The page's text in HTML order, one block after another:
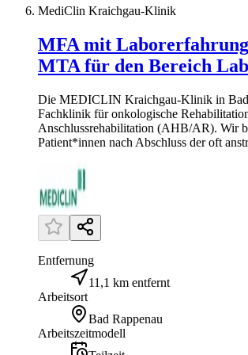
MediClin Kraichgau-Klinik
MFA mit
MTA für den Bereich
Die MEDICLIN Kraichgau-Klinik in Bad
Fachklinik für onkologische
Anschlussrehabilitation (AHB/AR). Wir
Patient*innen nach Abschluss der oft
Entfernung
11,1 km entfernt
Arbeitsort
Bad Rappenau
Arbeitszeitmodell